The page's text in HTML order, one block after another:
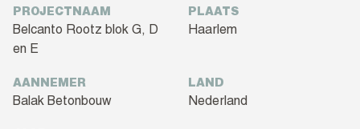
PROJECTNAAM
Belcanto Rootz blok G, D
en E
PLAATS
Haarlem
AANNEMER
Balak Betonbouw
LAND
Nederland